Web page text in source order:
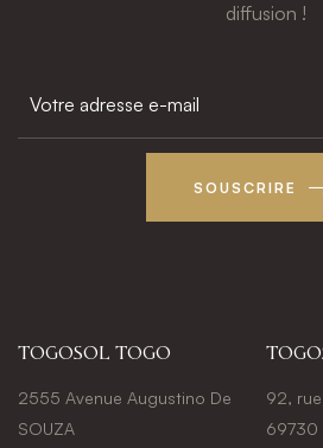
diffusion !
SOUSCRIRE
Togosol Togo
2555 Avenue Augustino De
SOUZA
92,
69730